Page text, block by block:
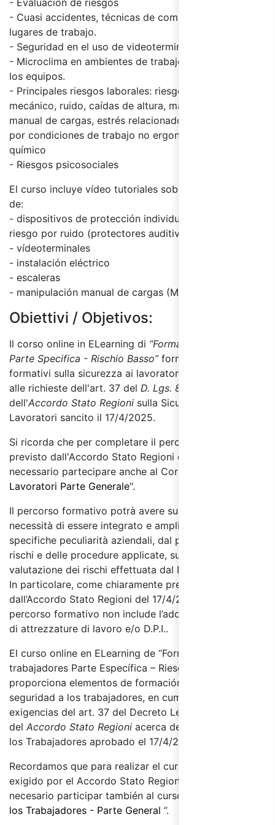
- Evaluación de riesgos
- Cuasi accidentes, técnicas de comunicación en los
lugares de trabajo.
- Seguridad en el uso de videoterminales
- Microclima en ambientes de trabajo y seguridad de
los equipos.
- Principales riesgos laborales: riesgo
mecánico, ruido, caídas de altura, manipulación
manual de cargas, estrés relacionado al trabajo
por condiciones de trabajo no ergonómicas, riesgo
químico
- Riesgos psicosociales
El curso incluye vídeo tutoriales sobre el correcto uso
de:
- dispositivos de protección individual
riesgo por ruido (protectores auditivos)
- vídeoterminales
- instalación eléctrico
- escaleras
- manipulación manual de cargas (MMC)
Obiettivi / Objetivos:
Il corso online in ELearning di “Formazione Lavoratori
Parte Specifica - Rischio Basso”fornisce gli elementi
formativi sulla sicurezza ai lavoratori, in conformità
alle richieste dell'art. 37 del D. Lgs. 81/08
dell'Accordo Stato Regioni sulla Sicurezza dei
Lavoratori sancito il 17/4/2025.
Si ricorda che per completare il percorso formativo
previsto dall'Accordo Stato Regioni del 17/4/2025
necessario partecipare anche al Corso "
Lavoratori Parte Generale".
Il percorso formativo potrà avere successivamente
necessità di essere integrato e ampliato secondo le
specifiche peculiarità aziendali, dal punto di vista dei
rischi e delle procedure applicate, sulla base della
valutazione dei rischi effettuata dal Datore di Lavoro.
In particolare, come chiaramente precisato
dall’Accordo Stato Regioni del 17/4/2025, il presente
percorso formativo non include l’addestramento all’uso
di attrezzature di lavoro e/o D.P.I..
El curso online en ELearning de “Formación para los
trabajadores Parte Específica – Riesgo Bajo”
proporciona elementos de formación en materia de
seguridad a los trabajadores, en cumplimiento de las
exigencias del art. 37 del Decreto Legislativo 81/08 y
del Accordo Stato Regioni acerca de la Seguridad de
los Trabajadores aprobado el 17/4/2025.
Recordamos que para realizar el curso de formación
exigido por el Accordo Stato Regioni del 17/4/2025
necesario participar también al curso “
los Trabajadores - Parte General ”.